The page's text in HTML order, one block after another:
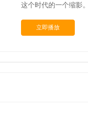
这个时代的一个缩影。
立即播放